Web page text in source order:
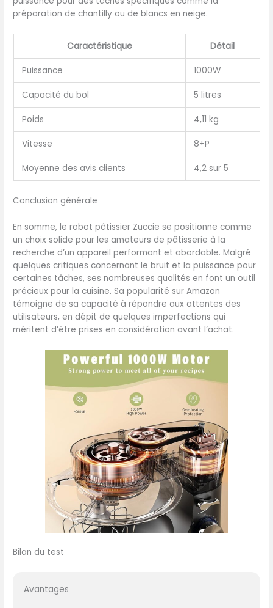
préparation de chantilly ou de blancs en neige.
Caractéristique Détail
Puissance 1000W
Capacité du bol 5 litres
Poids 4,11 kg
Vitesse 8+P
Moyenne des avis clients 4,2 sur 5
Conclusion générale
En somme, le robot pâtissier Zuccie se positionne comme
un choix solide pour les amateurs de pâtisserie à la
recherche d’un appareil performant et abordable. Malgré
quelques critiques concernant le bruit et la puissance pour
certaines tâches, ses nombreuses qualités en font un outil
précieux pour la cuisine. Sa popularité sur Amazon
témoigne de sa capacité à répondre aux attentes des
utilisateurs, en dépit de quelques imperfections qui
méritent d’être prises en considération avant l’achat.
Bilan du test
Avantages